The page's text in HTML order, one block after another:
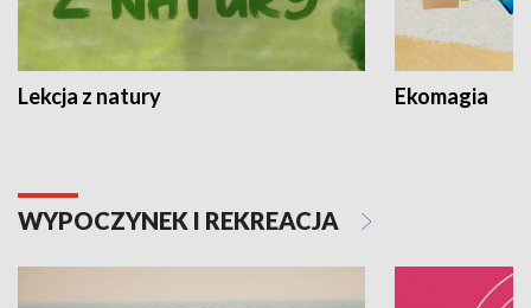
Lekcja z natury Ekomagia
WYPOCZYNEK I REKREACJA